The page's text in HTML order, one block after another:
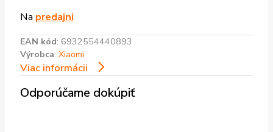
Na predajni
EAN kód: 6932554440893
Výrobca: Xiaomi
Viac informácii
Odporúčame dokúpiť